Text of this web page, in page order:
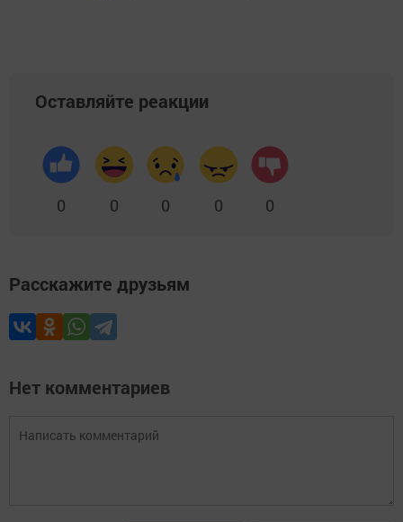
Оставляйте реакции
0 0 0 0 0
Расскажите друзьям
Нет комментариев